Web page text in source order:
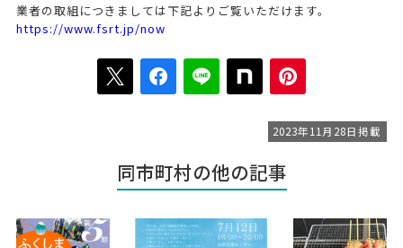
業者の取組につきましては下記よりご覧いただけます。
https://www.fsrt.jp/now
2023年11月28日掲載
同市町村の他の記事